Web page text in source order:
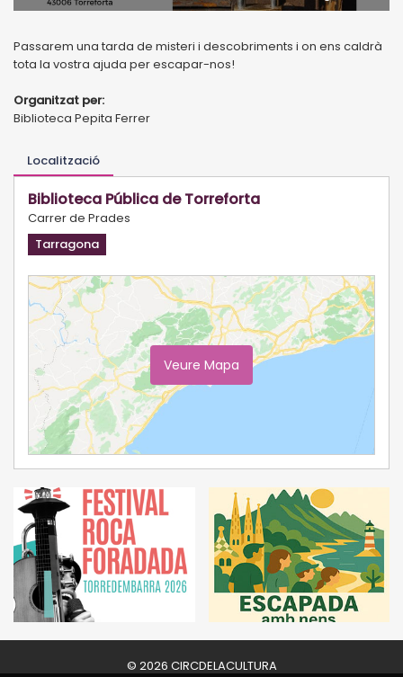
Passarem una tarda de misteri i descobriments i on ens caldrà
tota la vostra ajuda per escapar-nos!
Organitzat per:
Biblioteca Pepita Ferrer
Localització
Biblioteca Pública de Torreforta
Carrer de Prades
Tarragona
Veure Mapa
© 2026 CIRCDELACULTURA